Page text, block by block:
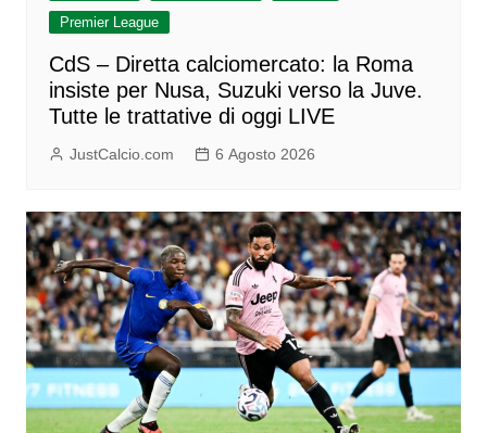
Premier League
CdS – Diretta calciomercato: la Roma
insiste per Nusa, Suzuki verso la Juve.
Tutte le trattative di oggi LIVE
JustCalcio.com 6 Agosto 2026